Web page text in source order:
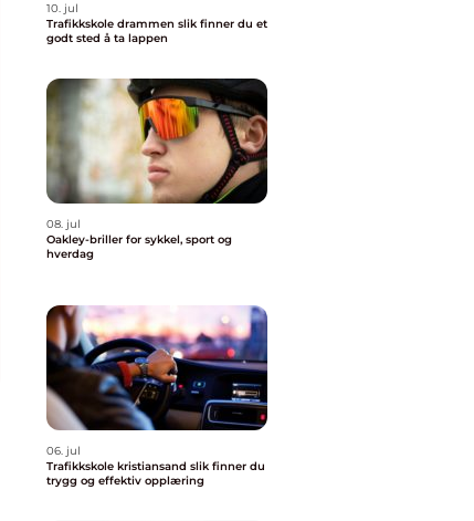
10. jul
Trafikkskole drammen slik finner du et
godt sted å ta lappen
08. jul
Oakley-briller for sykkel, sport og
hverdag
06. jul
Trafikkskole kristiansand slik finner du
trygg og effektiv opplæring